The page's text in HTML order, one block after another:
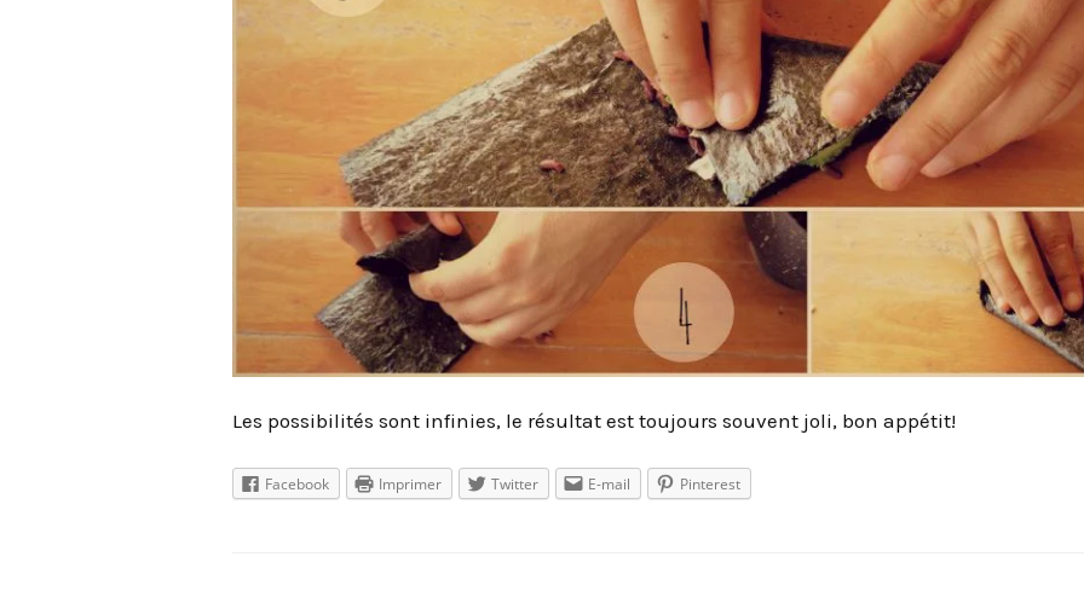
Les possibilités sont infinies, le résultat est toujours souvent joli, bon appétit!
Facebook Imprimer Twitter E-mail Pinterest